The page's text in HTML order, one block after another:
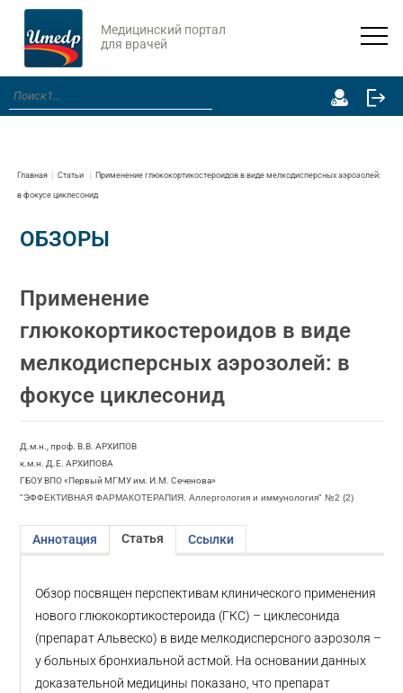
Медицинский портал
для врачей
Главная Статьи Применение глюкокортикостероидов в виде мелкодисперсных аэрозолей:
в фокусе циклесонид
ОБЗОРЫ
Применение
глюкокортикостероидов в виде
мелкодисперсных аэрозолей: в
фокусе циклесонид
Д.м.н., проф. В.В. АРХИПОВ
к.м.н. Д.Е. АРХИПОВА
ГБОУ ВПО «Первый МГМУ им. И.М. Сеченова»
"ЭФФЕКТИВНАЯ ФАРМАКОТЕРАПИЯ. Аллергология и иммунология" №2 (2)
Аннотация Статья Ссылки
Обзор посвящен перспективам клинического применения
нового глюкокортикостероида (ГКС) – циклесонида
(препарат Альвеско) в виде мелкодисперсного аэрозоля –
у больных бронхиальной астмой. На основании данных
доказательной медицины показано, что препарат